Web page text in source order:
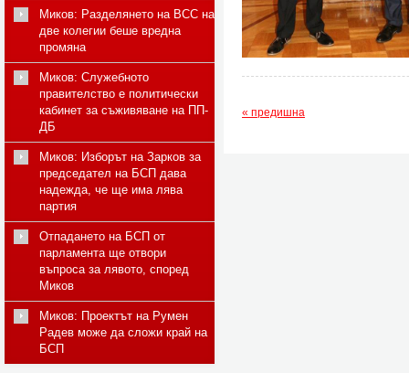
« предишна
Миков: Разделянето на ВСС на
две колегии беше вредна
промяна
Миков: Служебното
правителство е политически
кабинет за съживяване на ПП-
ДБ
Миков: Изборът на Зарков за
председател на БСП дава
надежда, че ще има лява
партия
Отпадането на БСП от
парламента ще отвори
въпроса за лявото, според
Миков
Миков: Проектът на Румен
Радев може да сложи край на
БСП